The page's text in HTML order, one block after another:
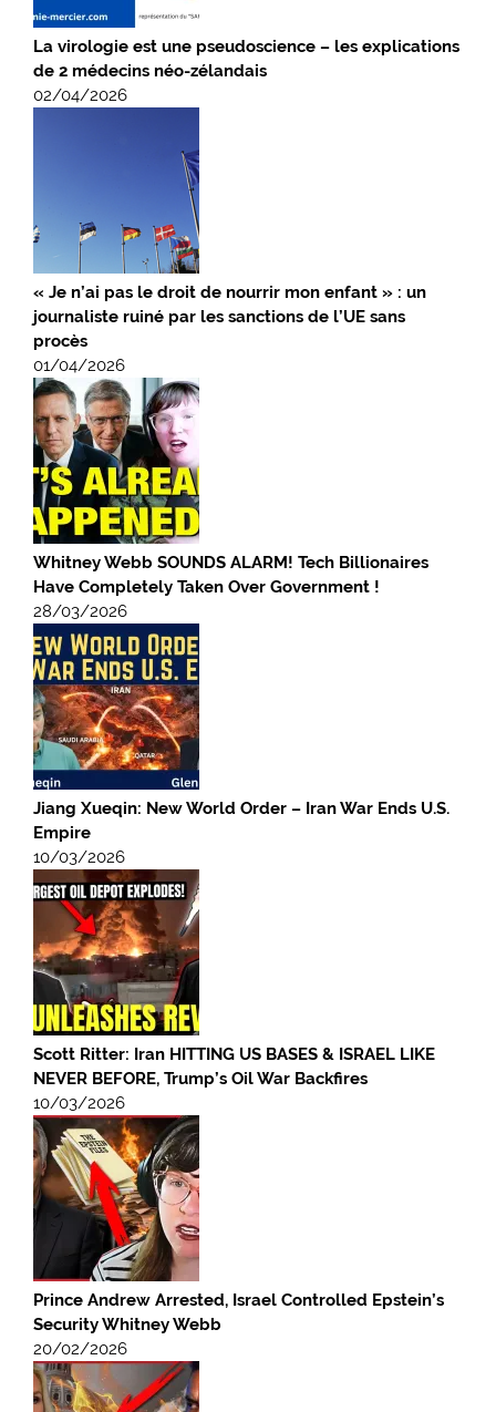
La virologie est une pseudoscience – les explications
de 2 médecins néo-zélandais
02/04/2026
« Je n’ai pas le droit de nourrir mon enfant » : un
journaliste ruiné par les sanctions de l’UE sans
procès
01/04/2026
Whitney Webb SOUNDS ALARM! Tech Billionaires
Have Completely Taken Over Government !
28/03/2026
Jiang Xueqin: New World Order – Iran War Ends U.S.
Empire
10/03/2026
Scott Ritter: Iran HITTING US BASES & ISRAEL LIKE
NEVER BEFORE, Trump’s Oil War Backfires
10/03/2026
Prince Andrew Arrested, Israel Controlled Epstein’s
Security Whitney Webb
20/02/2026